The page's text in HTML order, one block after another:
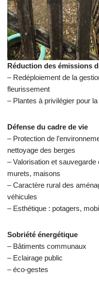
Réduction des émissions
– Redéploiement de la
fleurissement
– Plantes à privilégier pour
Défense du cadre de vie
– Protection de
nettoyage des berges
– Valorisation et
murets, maisons
– Caractère rural des
véhicules
– Esthétique : potagers,
Sobriété énergétique
– Bâtiments communaux
– Eclairage public
– éco-gestes